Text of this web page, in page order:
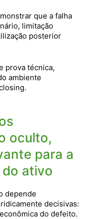
que a falha
limitação
posterior
prova técnica,
ambiente
oculto,
para a
ativo
depende
decisivas:
do defeito.